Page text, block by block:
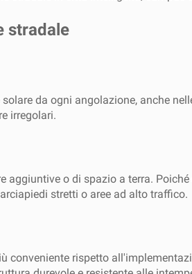
stradale
da ogni angolazione, anche
irregolari.
o di spazio a terra.
stretti o aree ad alto traffico.
rispetto